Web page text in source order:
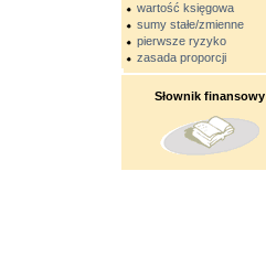
wartość księgowa
sumy stałe/zmienne
pierwsze ryzyko
zasada proporcji
Słownik finansowy